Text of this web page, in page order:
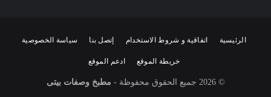
الرئيسية اتفاقية و شروط الاستخدام إتصل بنا سياسة الخصوصية
خريطة الموقع ادعم الموقع
© 2026 جميع الحقوق محفوظة - مطبخ وصفات بيتى